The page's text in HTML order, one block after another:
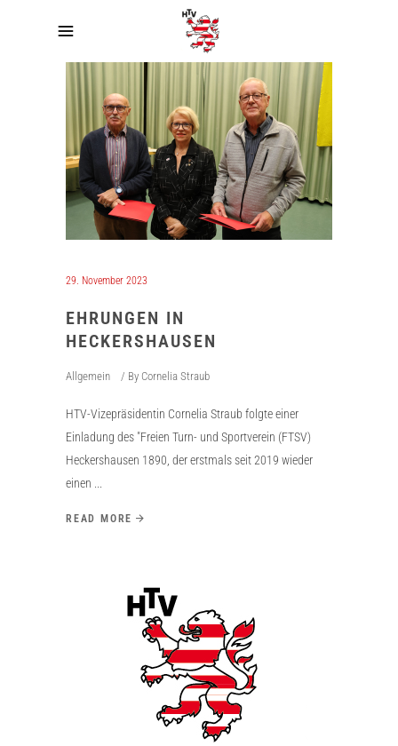
29. November 2023
EHRUNGEN IN
HECKERSHAUSEN
Allgemein By Cornelia Straub
HTV-Vizepräsidentin Cornelia Straub folgte einer
Einladung des "Freien Turn- und Sportverein (FTSV)
Heckershausen 1890, der erstmals seit 2019 wieder
einen
READ MORE